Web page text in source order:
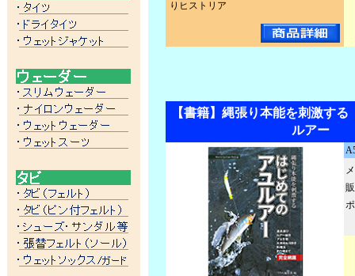
りヒストリア
【書籍】縄張り本能を刺激す
ルアー